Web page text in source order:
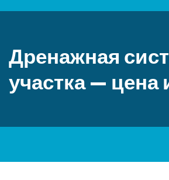
Дренажная
участка —